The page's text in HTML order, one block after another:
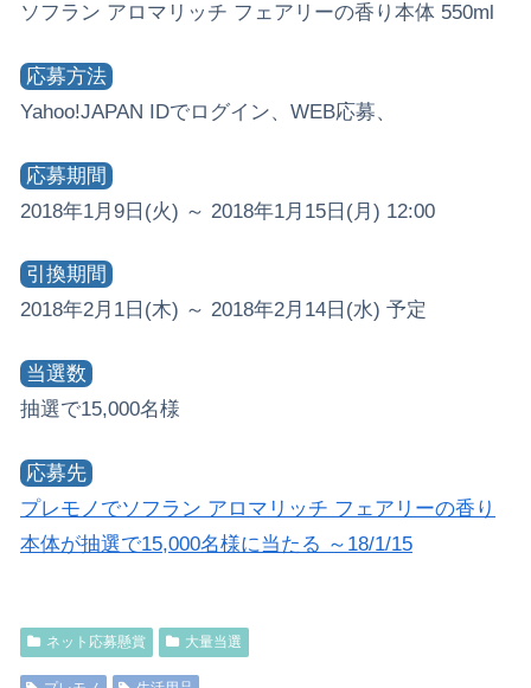
ソフラン アロマリッチ フェアリーの香り本体 550ml
応募方法
Yahoo!JAPAN IDでログイン、WEB応募、
応募期間
2018年1月9日(火) ～ 2018年1月15日(月) 12:00
引換期間
2018年2月1日(木) ～ 2018年2月14日(水) 予定
当選数
抽選で15,000名様
応募先
プレモノでソフラン アロマリッチ フェアリーの香り
本体が抽選で15,000名様に当たる ～18/1/15
ネット応募懸賞 大量当選